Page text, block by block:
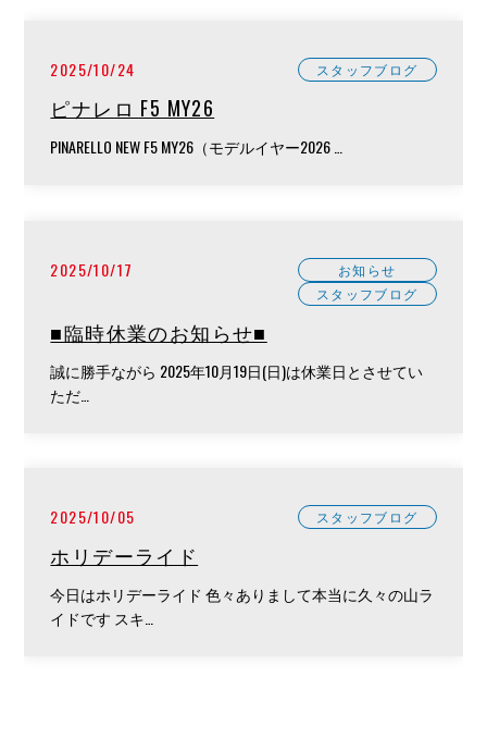
2025/10/24 スタッフブログ
ピナレロ F5 MY26
PINARELLO NEW F5 MY26（モデルイヤー2026 …
2025/10/17
お知らせ
スタッフブログ
■臨時休業のお知らせ■
誠に勝手ながら 2025年10月19日(日)は休業日とさせてい
ただ…
2025/10/05 スタッフブログ
ホリデーライド
今日はホリデーライド 色々ありまして本当に久々の山ラ
イドです スキ…